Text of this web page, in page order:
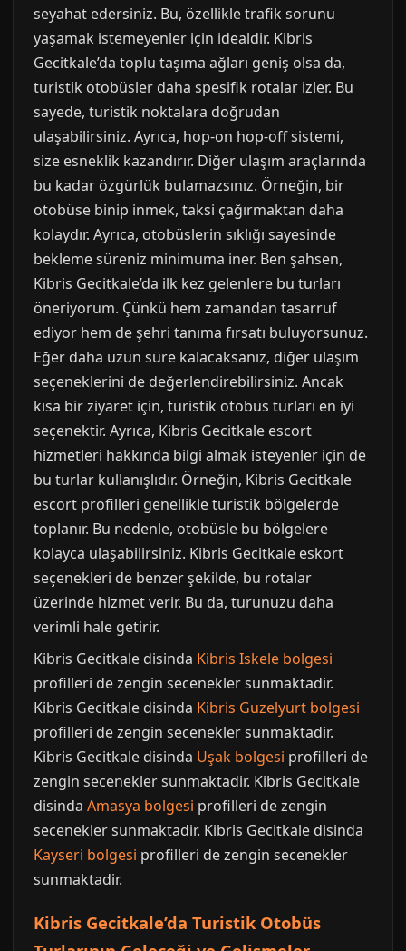
seyahat edersiniz. Bu, özellikle trafik sorunu
yaşamak istemeyenler için idealdir. Kibris
Gecitkale’da toplu taşıma ağları geniş olsa da,
turistik otobüsler daha spesifik rotalar izler. Bu
sayede, turistik noktalara doğrudan
ulaşabilirsiniz. Ayrıca, hop-on hop-off sistemi,
size esneklik kazandırır. Diğer ulaşım araçlarında
bu kadar özgürlük bulamazsınız. Örneğin, bir
otobüse binip inmek, taksi çağırmaktan daha
kolaydır. Ayrıca, otobüslerin sıklığı sayesinde
bekleme süreniz minimuma iner. Ben şahsen,
Kibris Gecitkale’da ilk kez gelenlere bu turları
öneriyorum. Çünkü hem zamandan tasarruf
ediyor hem de şehri tanıma fırsatı buluyorsunuz.
Eğer daha uzun süre kalacaksanız, diğer ulaşım
seçeneklerini de değerlendirebilirsiniz. Ancak
kısa bir ziyaret için, turistik otobüs turları en iyi
seçenektir. Ayrıca, Kibris Gecitkale escort
hizmetleri hakkında bilgi almak isteyenler için de
bu turlar kullanışlıdır. Örneğin, Kibris Gecitkale
escort profilleri genellikle turistik bölgelerde
toplanır. Bu nedenle, otobüsle bu bölgelere
kolayca ulaşabilirsiniz. Kibris Gecitkale eskort
seçenekleri de benzer şekilde, bu rotalar
üzerinde hizmet verir. Bu da, turunuzu daha
verimli hale getirir.
Kibris Gecitkale disinda Kibris Iskele bolgesi
profilleri de zengin secenekler sunmaktadir.
Kibris Gecitkale disinda Kibris Guzelyurt bolgesi
profilleri de zengin secenekler sunmaktadir.
Kibris Gecitkale disinda Uşak bolgesi profilleri de
zengin secenekler sunmaktadir. Kibris Gecitkale
disinda Amasya bolgesi profilleri de zengin
secenekler sunmaktadir. Kibris Gecitkale disinda
Kayseri bolgesi profilleri de zengin secenekler
sunmaktadir.
Kibris Gecitkale’da Turistik Otobüs